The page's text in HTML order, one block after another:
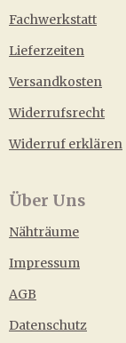
Fachwerkstatt
Lieferzeiten
Versandkosten
Widerrufsrecht
Widerruf erklären
Über Uns
Nähträume
Impressum
AGB
Datenschutz